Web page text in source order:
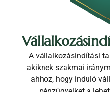
A vállalkozásindítási
akiknek szakmai
ahhoz, hogy induló